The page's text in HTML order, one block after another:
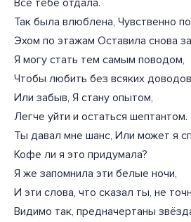
Все тебе отдала.
Так была влюблена, Чувственно
Эхом по этажам Оставила снова
Я могу стать тем самым поводом,
Чтобы любить без всяких
Или забыв, Я стану опытом,
Легче уйти и остаться шептантом.
Ты давал мне шанс, Или может я
Кофе ли я это придумала?
Я же запомнила эти белые ночи,
И эти слова, что сказал ты, не
Видимо так, предначертаны